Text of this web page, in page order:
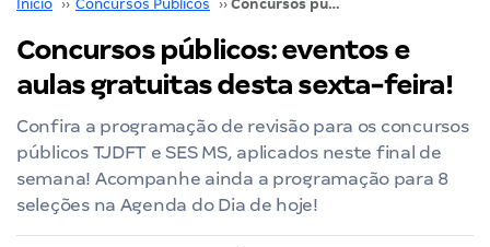
Início ›› Concursos Públicos ›› Concursos públicos: eventos e aulas gratuitas desta sexta-feira!
Concursos públicos: eventos e
aulas gratuitas desta sexta-feira!
Confira a programação de revisão para os concursos
públicos TJDFT e SES MS, aplicados neste final de
semana! Acompanhe ainda a programação para 8
seleções na Agenda do Dia de hoje!